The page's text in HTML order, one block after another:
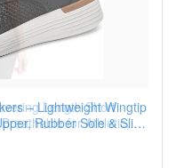
– Lightweight Wingtip
Rubber Sole & Slip-